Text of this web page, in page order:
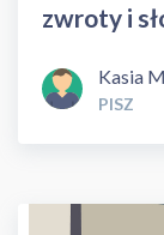
zwroty i
Kasia
PISZ